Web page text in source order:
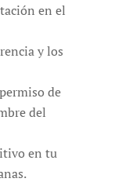
en el
y los
de
del
en tu